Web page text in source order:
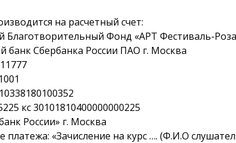
на расчетный счет:
Благотворительный Фонд «АРТ Фестиваль-
банк Сбербанка России ПАО г. Москва
кс 30101810400000000225
России» г. Москва
платежа: «Зачисление на курс …. (Ф.И.О